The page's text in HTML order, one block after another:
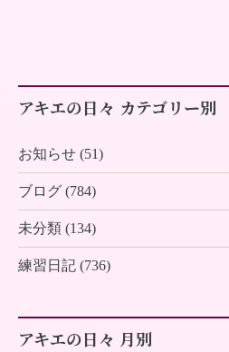
アキエの日々 カテゴリー別
お知らせ (51)
ブログ (784)
未分類 (134)
練習日記 (736)
アキエの日々 月別